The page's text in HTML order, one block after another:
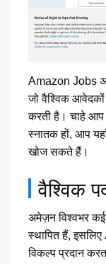
Amazon Jobs
जो वैश्विक आवेदकों
करती है। चाहे आप
स्नातक हों, आप
खोज सकते हैं।
वैश्विक
अमेज़न विश्वभर
स्थापित हैं,
विकल्प प्रदान